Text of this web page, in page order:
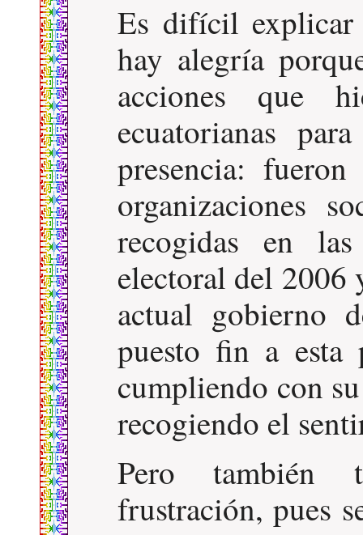
Es difícil explicar
hay alegría
acciones que
ecuatorianas
presencia:
organizaciones
recogidas en
electoral del 2006
actual gobierno
puesto fin a esta
cumpliendo con
recogiendo el
Pero también
frustración, pues